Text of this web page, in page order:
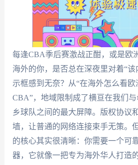
每逢CBA季后赛激战正酣，或是欧
海外的你，是否总在深夜里对着“
示框感到无奈？从“在海外怎么看欧
CBA”，地域限制成了横亘在我们
乡球队之间的最大屏障。版权协议
墙，让普通的网络连接束手无策。
的核心其实很清晰：你需要一个可
器，它就像一把专为海外华人打造